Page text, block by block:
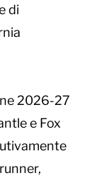
di
2026-27
e Fox